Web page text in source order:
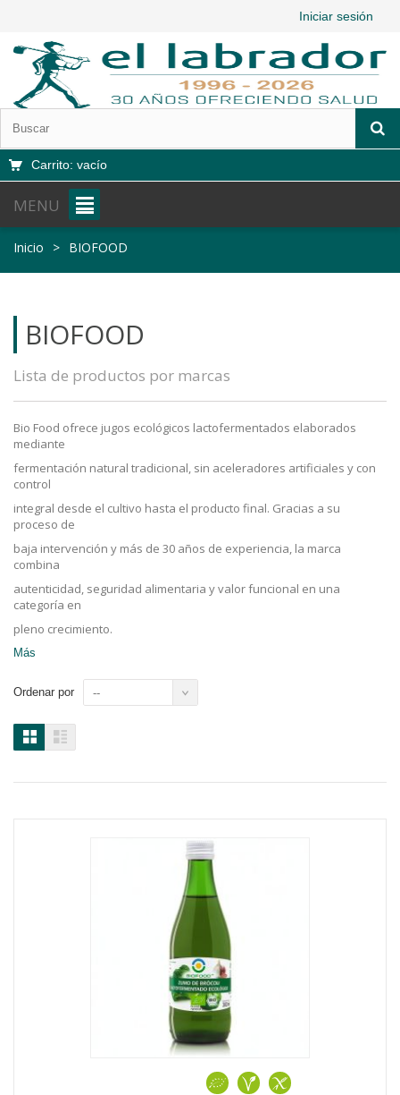
Iniciar sesión
Carrito: vacío
MENU
Inicio > BIOFOOD
BIOFOOD
Lista de productos por marcas
Bio Food ofrece jugos ecológicos lactofermentados elaborados
mediante
fermentación natural tradicional, sin aceleradores artificiales y con
control
integral desde el cultivo hasta el producto final. Gracias a su
proceso de
baja intervención y más de 30 años de experiencia, la marca
combina
autenticidad, seguridad alimentaria y valor funcional en una
categoría en
pleno crecimiento.
Más
Ordenar por --